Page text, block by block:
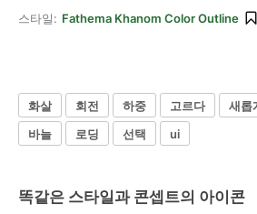
스타일: Fathema Khanom Color Outline
화살 회전 하중 고르다 새롭
바늘
로딩 선택 ui
똑같은 스타일과 콘셉트의 아이콘